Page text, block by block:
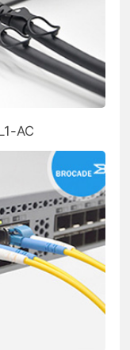
AC